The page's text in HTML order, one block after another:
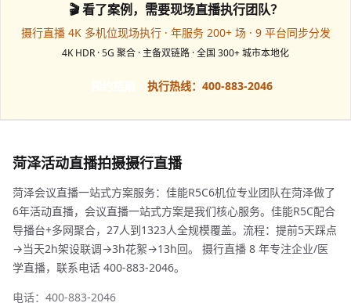
🎬 看了案例，需要现场直播执行团队？
摄行直播 4K 多机位现场执行 · 年服务 200+ 场 · 9 平台同步分发
4K HDR · 5G 聚合 · 主备双链路 · 全国 300+ 城市本地化
执行热线：400-883-2046
菏泽活动直播拍摄摄行直播
菏泽会议直播一站式方案服务：佳能R5C6机位专业团队在菏泽做了
6年活动直播，会议直播一站式方案是我们核心服务。佳能R5C配合
导播台+多网聚合，27人到1323人全规模覆盖。流程：提前5天踩点
→当天2h架设联调→3h花絮→13h回。 摄行直播 8 年专注企业/医
学直播，联系电话 400-883-2046。
电话：400-883-2046